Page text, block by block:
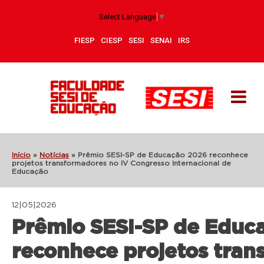
Select Language ▼
FIESP CIESP SESI SENAI IRS
Início » Notícias » Prêmio SESI-SP de Educação 2026 reconhece
projetos transformadores no IV Congresso Internacional de
Educação
12|05|2026
Prêmio SESI-SP de
reconhece projetos